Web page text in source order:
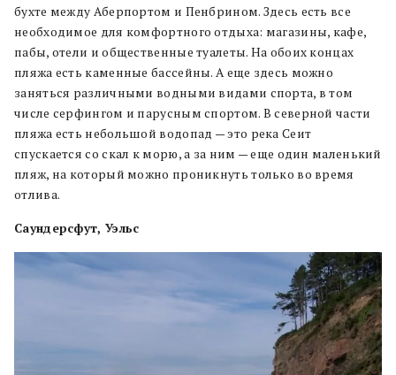
бухте между Аберпортом и Пенбрином. Здесь есть все
необходимое для комфортного отдыха: магазины, кафе,
пабы, отели и общественные туалеты. На обоих концах
пляжа есть каменные бассейны. А еще здесь можно
заняться различными водными видами спорта, в том
числе серфингом и парусным спортом. В северной части
пляжа есть небольшой водопад — это река Сеит
спускается со скал к морю, а за ним — еще один маленький
пляж, на который можно проникнуть только во время
отлива.
Саундерсфут, Уэльс